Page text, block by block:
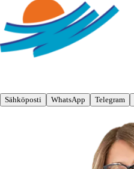
Sähköposti WhatsApp Telegram